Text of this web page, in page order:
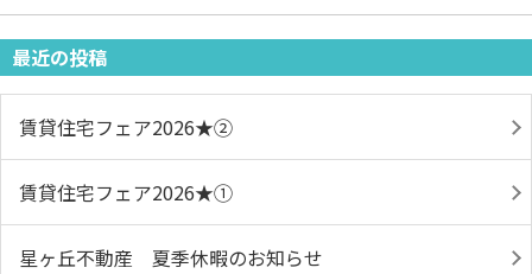
最近の投稿
賃貸住宅フェア2026★➁
賃貸住宅フェア2026★①
星ヶ丘不動産 夏季休暇のお知らせ